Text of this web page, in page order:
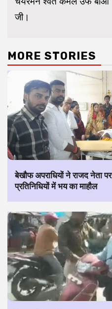
जी।
MORE STORIES
बेखौफ अपराधियों ने राजद नेता
प्रतिनिधियों में भय का माहौल